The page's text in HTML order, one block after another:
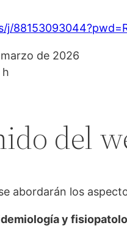
de 2026
h
del
abordarán los
y